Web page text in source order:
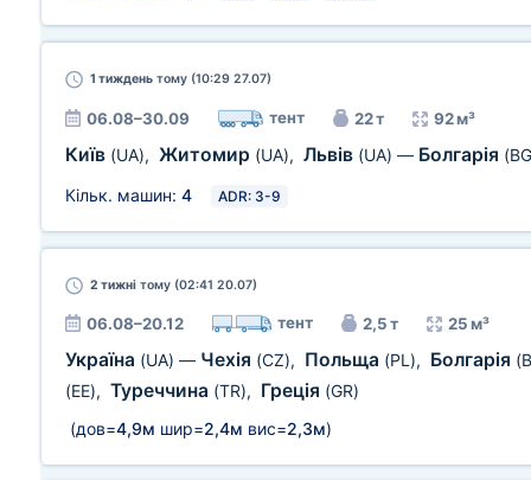
1 тиждень тому (10:29 27.07)
06.08–30.09 тент 22 т 92 м³
Київ (UA), Житомир (UA), Львів (UA) — Болгарія
Кільк. машин: 4 ADR: 3-9
2 тижні тому (02:41 20.07)
06.08–20.12 тент 2,5 т 25 м³
Україна (UA) — Чехія (CZ), Польща (PL), Болгарія
(EE), Туреччина (TR), Греція (GR)
(дов=4,9м шир=2,4м вис=2,3м)